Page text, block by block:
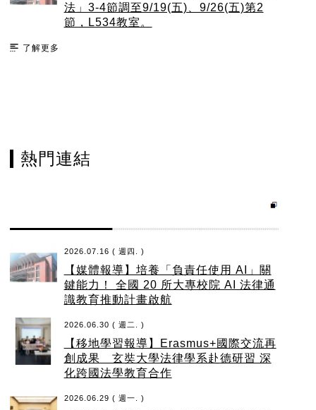
法」3-4節調至9/19(五)、9/26(五)第2
節，L534教室。
了解更多
熱門連結
2026.07.16 ( 週四. )
【媒體報導】培養「負責任使用 AI」關
鍵能力！ 全國 20 所大專校院 AI 法律通
識教育推動計畫啟航
2026.06.30 ( 週二. )
【移地學習報導】Erasmus+國際交流再
創成果 玄奘大學法律學系赴德研習 深
化跨國法學教育合作
2026.06.29 ( 週一. )